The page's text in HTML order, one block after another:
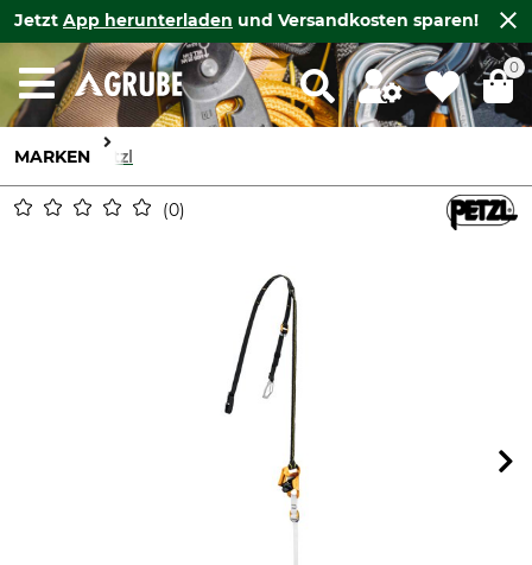
Jetzt App herunterladen und Versandkosten sparen!
0
MARKEN Petzl
0